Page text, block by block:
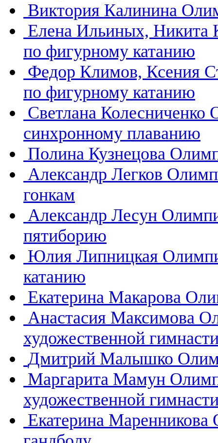
Виктория Калинина
Елена Ильиных, Никита
по фигурному катанию
Федор Климов, Ксения
по фигурному катанию
Светлана Колесниченко
синхронному плаванию
Полина Кузнецова
Александр Легков
гонкам
Александр Лесун
пятиборию
Юлия Липницкая
катанию
Екатерина Макарова
Анастасия Максимова
художественной
Дмитрий Малышко
Маргарита Мамун
художественной
Екатерина Маренникова